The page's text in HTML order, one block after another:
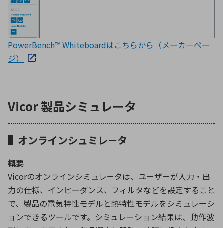
PowerBench™ Whiteboardはこちらから（メーカ―ペー
ジ）
Vicor 製品シミュレータ
▌オンラインシュミレータ
概要
Vicorのオンラインシミュレータは、ユーザーが入力・出
力の仕様、インピーダンス、フィルタなどを設定すること
で、製品の電気特性モデルと熱特性モデルをシミュレーシ
ョンできるツールです。シミュレーション結果は、動作波